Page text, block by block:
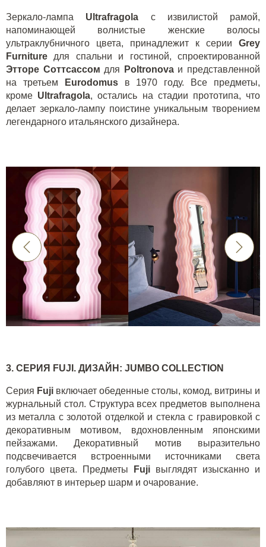
Зеркало-лампа Ultrafragola
с извилистой рамой,
напоминающей волнистые женские волосы
ультраклубничного цвета, принадлежит к серии Grey
Furniture
для спальни и гостиной, спроектированной
Этторе Соттсассом для Poltronova и представленной
на третьем
Eurodomus
в 1970 году. Все предметы,
кроме Ultrafragola, остались на стадии прототипа, что
делает зеркало-лампу поистине уникальным творением
легендарного итальянского дизайнера.
3. СЕРИЯ FUJI . ДИЗАЙН: JUMBO COLLECTION
Серия Fuji включает обеденные столы, комод, витрины и
журнальный стол. Структура всех предметов выполнена
из металла с золотой отделкой и стекла с гравировкой с
декоративным мотивом, вдохновленным японскими
пейзажами. Декоративный мотив выразительно
подсвечивается встроенными источниками света
голубого цвета. Предметы
Fuji выглядят изысканно и
добавляют в интерьер шарм и очарование.